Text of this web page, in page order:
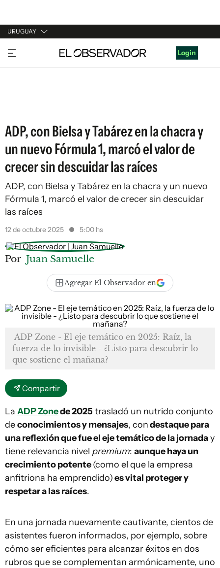
URUGUAY
URUGUAY
ARGENTINA
Login
ADP, con Bielsa y Tabárez en la chacra y
un nuevo Fórmula 1, marcó el valor de
crecer sin descuidar las raíces
ADP, con Bielsa y Tabárez en la chacra y un nuevo
Fórmula 1, marcó el valor de crecer sin descuidar
las raíces
12 de octubre 2025 5:00 hs
Por Juan Samuelle
Agregar El Observador en
ADP Zone - El eje temático en 2025: Raíz, la
fuerza de lo invisible - ¿Listo para descubrir lo
que sostiene el mañana?
Compartir
La ADP Zonede 2025 trasladó un nutrido conjunto
deconocimientos y mensajes, condestaque para
una reflexión que fue el eje temático de la jornaday
tiene relevancia nivel premium: aunque haya un
crecimiento potente(como el que la empresa
anfitriona ha emprendido)es vital proteger y
respetar a las raíces.
En una jornada nuevamente cautivante, cientos de
asistentes fueron informados, por ejemplo, sobre
cómo ser eficientes para alcanzar éxitos en dos
rubros que se complementan armónicamente, uno